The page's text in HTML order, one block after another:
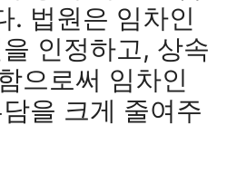
. 법원은 임차인
인정하고, 상속
으로써 임차인
을 크게 줄여주